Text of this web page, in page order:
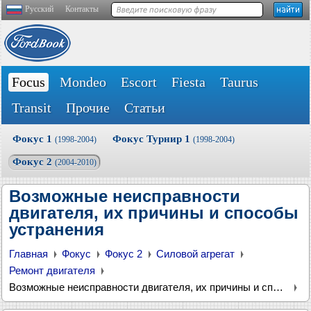
Русский Контакты
Focus Mondeo Escort Fiesta
Taurus
Transit
Прочие Статьи
Фокус 1 (1998-2004) Фокус Турнир 1 (1998-2004)
Фокус 2 (2004-2010)
Возможные неисправности
двигателя, их причины и способы
устранения
Главная Фокус Фокус 2
Силовой агрегат
Ремонт двигателя
Возможные неисправности двигателя, их причины и способы устранения